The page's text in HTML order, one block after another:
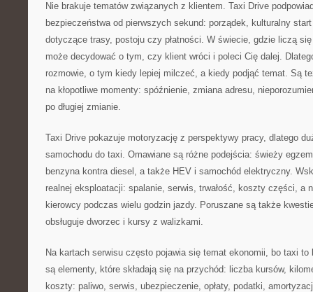
Nie brakuje tematów związanych z klientem. Taxi Drive
bezpieczeństwa od pierwszych sekund: porządek, kulturalny
dotyczące trasy, postoju czy płatności. W świecie, gdzie liczą się
może decydować o tym, czy klient wróci i poleci Cię dalej.
rozmowie, o tym kiedy lepiej milczeć, a kiedy podjąć temat. Są
na kłopotliwe momenty: spóźnienie, zmiana adresu,
po długiej zmianie.
Taxi Drive pokazuje motoryzację z perspektywy pracy, dlatego
samochodu do taxi. Omawiane są różne podejścia: świeży
benzyna kontra diesel, a także HEV i samochód elektryczny.
realnej eksploatacji: spalanie, serwis, trwałość, koszty części, a
kierowcy podczas wielu godzin jazdy. Poruszane są także
obsługuje dworzec i kursy z walizkami.
Na kartach serwisu często pojawia się temat ekonomii, bo taxi to
są elementy, które składają się na przychód: liczba kursów,
koszty: paliwo, serwis, ubezpieczenie, opłaty, podatki,